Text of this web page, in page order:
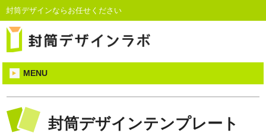
封筒デザインならお任せください
MENU
封筒デザインテンプレート